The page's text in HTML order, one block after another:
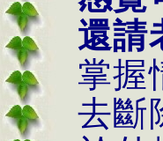
還請
掌握
去斷